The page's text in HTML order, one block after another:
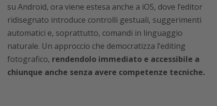
su Android, ora viene estesa anche a iOS, dove l’editor
ridisegnato introduce controlli gestuali, suggerimenti
automatici e, soprattutto, comandi in linguaggio
naturale. Un approccio che democratizza l’editing
fotografico, rendendolo immediato e accessibile a
chiunque anche senza avere competenze tecniche.